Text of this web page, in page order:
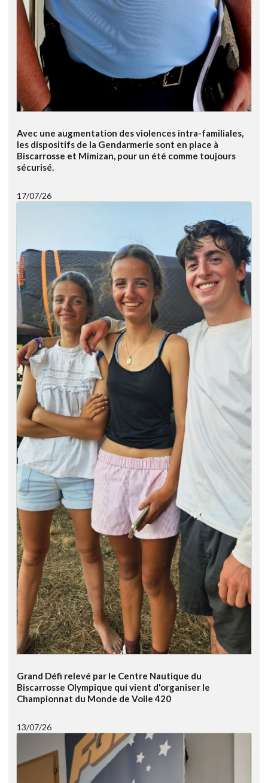
Avec une augmentation des violences intra-familiales,
les dispositifs de la Gendarmerie sont en place à
Biscarrosse et Mimizan, pour un été comme toujours
sécurisé.
17/07/26
Grand Défi relevé par le Centre Nautique du
Biscarrosse Olympique qui vient d'organiser le
Championnat du Monde de Voile 420
13/07/26